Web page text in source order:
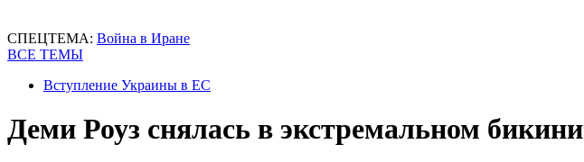
СПЕЦТЕМА: Война в Иране
ВСЕ ТЕМЫ
Вступление Украины в ЕС
Деми Роуз снялась в экстремальном бикини